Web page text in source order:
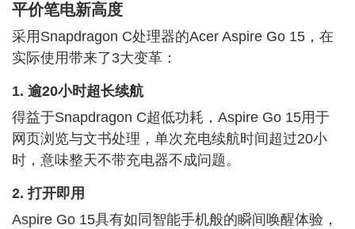
平价笔电新高度
采用Snapdragon C处理器的Acer Aspire Go 15，在
实际使用带来了3大变革：
1. 逾20小时超长续航
得益于Snapdragon C超低功耗，Aspire Go 15用于
网页浏览与文书处理，单次充电续航时间超过20小
时，意味整天不带充电器不成问题。
2. 打开即用
Aspire Go 15具有如同智能手机般的瞬间唤醒体验，